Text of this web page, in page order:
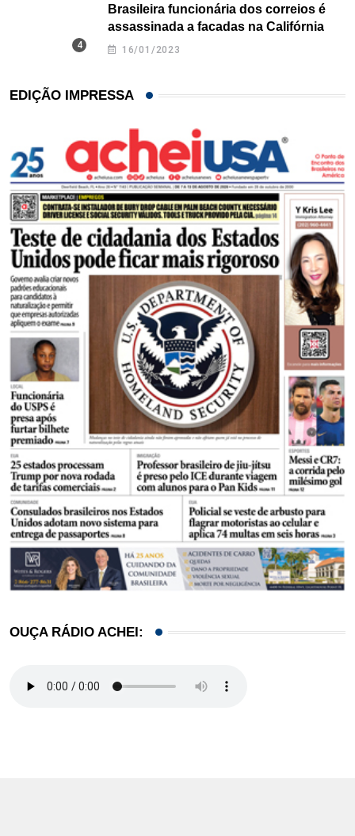
Brasileira funcionária dos correios é
assassinada a facadas na Califórnia
16/01/2023
EDIÇÃO IMPRESSA
OUÇA RÁDIO ACHEI: